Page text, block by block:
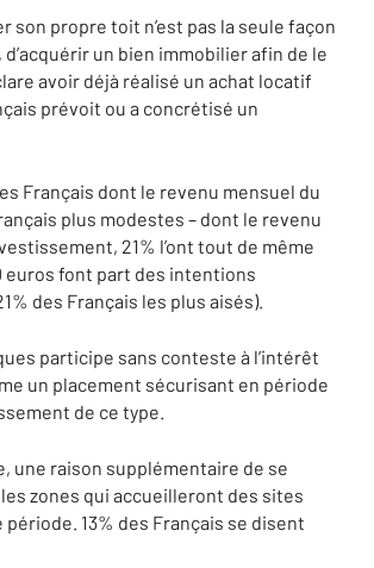
son propre toit n’est pas la seule façon
un bien immobilier afin de le
avoir déjà réalisé un achat locatif
prévoit ou a concrétisé un
Français dont le revenu mensuel du
plus modestes – dont le revenu
21% l’ont tout de même
euros font part des intentions
des Français les plus aisés).
participe sans conteste à l’intérêt
un placement sécurisant en période
de ce type.
une raison supplémentaire de se
zones qui accueilleront des sites
13% des Français se disent